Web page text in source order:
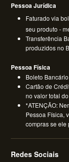
Pessoa Jurídica
Faturado via
seu produto -
Transferência
produzidos no
Pessoa Física
Boleto
Cartão de
no valor total
*ATENÇÃO:
Pessoa Física,
compras se ele
Redes Sociais